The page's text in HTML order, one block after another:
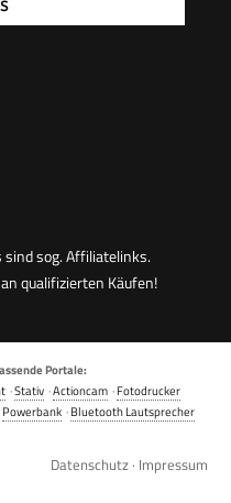
Online-
sog. Affiliatelinks.
qualifizierten Käufen!
Portale:
·Stativ·Actioncam·Fotodrucker
Powerbank·Bluetooth Lautsprecher
Datenschutz · Impressum